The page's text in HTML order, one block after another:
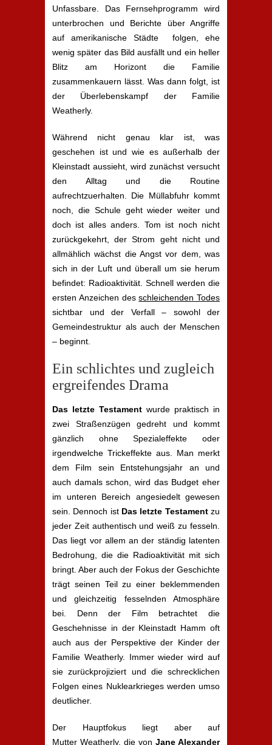
Unfassbare. Das Fernsehprogramm wird
unterbrochen und Berichte über Angriffe
auf amerikanische Städte folgen, ehe
wenig später das Bild ausfällt und ein heller
Blitz am Horizont die Familie
zusammenkauern lässt. Was dann folgt, ist
der Überlebenskampf der Familie
Weatherly.
Während nicht genau klar ist, was
geschehen ist und wie es außerhalb der
Kleinstadt aussieht, wird zunächst versucht
den Alltag und die Routine
aufrechtzuerhalten. Die Müllabfuhr kommt
noch, die Schule geht wieder weiter und
doch ist alles anders. Tom ist noch nicht
zurückgekehrt, der Strom geht nicht und
allmählich wächst die Angst vor dem, was
sich in der Luft und überall um sie herum
befindet: Radioaktivität. Schnell werden die
ersten Anzeichen desschleichenden Todes
sichtbar und der Verfall – sowohl der
Gemeindestruktur als auch der Menschen
– beginnt.
Ein schlichtes und zugleich
ergreifendes Drama
Das letzte Testament wurde praktisch in
zwei Straßenzügen gedreht und kommt
gänzlich ohne Spezialeffekte oder
irgendwelche Trickeffekte aus. Man merkt
dem Film sein Entstehungsjahr an und
auch damals schon, wird das Budget eher
im unteren Bereich angesiedelt gewesen
sein. Dennoch ist Das letzte Testamentzu
jeder Zeit authentisch und weiß zu fesseln.
Das liegt vor allem an der ständig latenten
Bedrohung, die die Radioaktivität mit sich
bringt. Aber auch der Fokus der Geschichte
trägt seinen Teil zu einer beklemmenden
und gleichzeitig fesselnden Atmosphäre
bei. Denn der Film betrachtet die
Geschehnisse in der Kleinstadt Hamm oft
auch aus der Perspektive der Kinder der
Familie Weatherly. Immer wieder wird auf
sie zurückprojiziert und die schrecklichen
Folgen eines Nuklearkrieges werden umso
deutlicher.
Der Hauptfokus liegt aber auf
Mutter Weatherly, die von Jane Alexander